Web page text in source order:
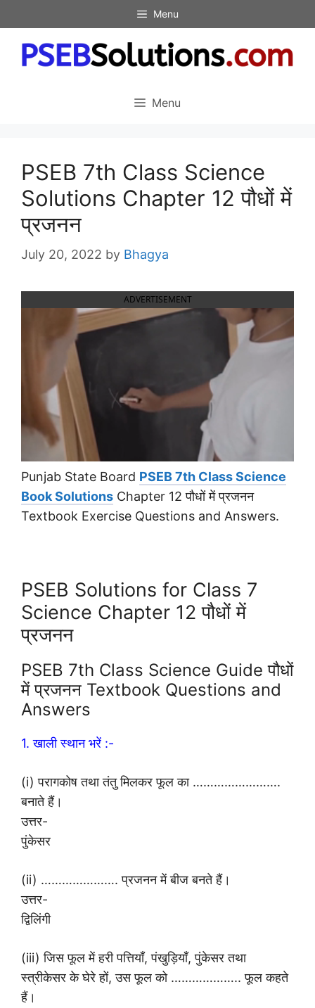
to
content
Menu
Menu
PSEB 7th Class Science
Solutions Chapter 12 पौधों में
प्रजनन
July 20, 2022 by Bhagya
ADVERTISEMENT
Punjab State Board PSEB 7th Class Science
Book Solutions Chapter 12 पौधों में प्रजनन
Textbook Exercise Questions and Answers.
PSEB Solutions for Class 7
Science Chapter 12 पौधों में
प्रजनन
PSEB 7th Class Science Guide पौधों
में प्रजनन Textbook Questions and
Answers
1. खाली स्थान भरें :-
(i) परागकोष तथा तंतु मिलकर फूल का …………………….
बनाते हैं।
उत्तर-
पुंकेसर
(ii) …………………. प्रजनन में बीज बनते हैं।
उत्तर-
द्विलिंगी
(iii) जिस फूल में हरी पत्तियाँ, पंखुड़ियाँ, पुंकेसर तथा
स्त्रीकेसर के घेरे हों, उस फूल को ……………….. फूल कहते
हैं।